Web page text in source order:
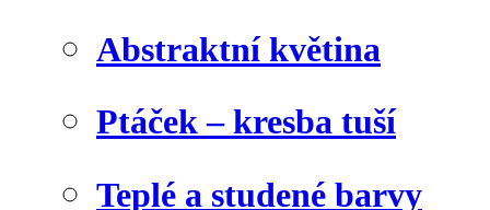
Abstraktní květina
Ptáček – kresba tuší
Teplé a studené barvy